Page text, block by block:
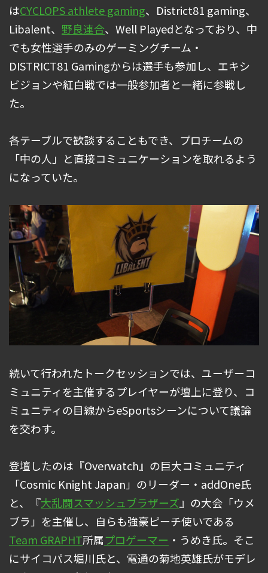
はCYCLOPS athlete gaming、District81 gaming、
Libalent、 野良連合、Well Playedとなっており、中
でも女性選手のみのゲーミングチーム・
DISTRICT81 Gamingからは選手も参加し、エキシ
ビジョンや紅白戦では一般参加者と一緒に参戦し
た。
各テーブルで歓談することもでき、プロチームの
「中の人」と直接コミュニケーションを取れるよう
になっていた。
続いて行われたトークセッションでは、ユーザーコ
ミュニティを主催するプレイヤーが壇上に登り、コ
ミュニティの目線からeSportsシーンについて議論
を交わす。
登壇したのは『Overwatch』の巨大コミュニティ
「Cosmic Knight Japan」のリーダー・addOne氏
と、『大乱闘スマッシュブラザーズ』の大会「ウメ
ブラ」を主催し、自らも強豪ピーチ使いである
Team GRAPHT所属プロゲーマー ・うめき氏。そこ
にサイコパス堀川氏と、電通の菊地英雄氏がモデレ